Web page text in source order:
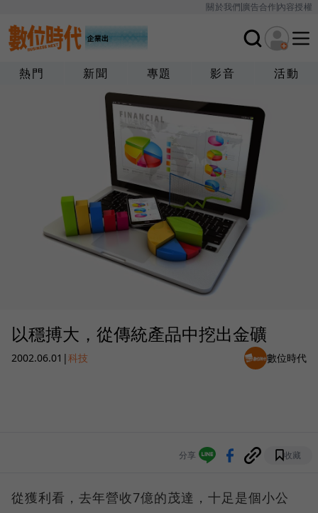
關於我們廣告合作內容授權
熱門 新聞 專題 影音 活動
以穩搏大，從傳統產品中挖出金礦
2002.06.01 |科技 數位時代
分享 收藏
從獲利看，去年營收7億的茂達，十足是個小公